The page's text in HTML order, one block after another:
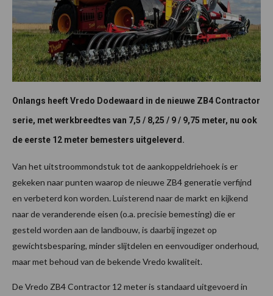
Onlangs heeft Vredo Dodewaard in de nieuwe ZB4 Contractor
serie, met werkbreedtes van 7,5 / 8,25 / 9 / 9,75 meter, nu ook
de eerste 12 meter bemesters uitgeleverd.
Van het uitstroommondstuk tot de aankoppeldriehoek is er
gekeken naar punten waarop de nieuwe ZB4 generatie verfijnd
en verbeterd kon worden. Luisterend naar de markt en kijkend
naar de veranderende eisen (o.a. precisie bemesting) die er
gesteld worden aan de landbouw, is daarbij ingezet op
gewichtsbesparing, minder slijtdelen en eenvoudiger onderhoud,
maar met behoud van de bekende Vredo kwaliteit.
De Vredo ZB4 Contractor 12 meter is standaard uitgevoerd in